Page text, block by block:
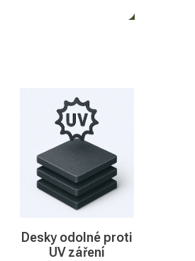
Desky odolné proti
UV záření